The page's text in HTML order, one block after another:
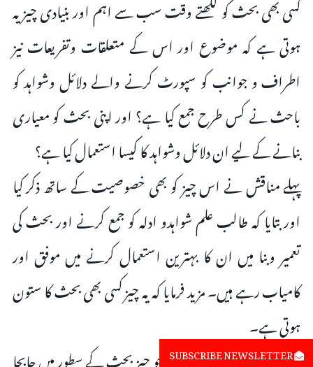
کسی بھی بحث کو لکھتے وقت سب سے اہم اور بنیادی چیز یہ
ہوتی ہے کہ موضوع اور اس کے متعلقات وتفریعات نیز
اطراف و جوانب کو سپورٹ کرنے والے دلائل وشواہد کو
باحث نے کس طرح جمع کیا ہے؟ اور اپنی بحث کو معیاری
بنانے کے لیے ان دلائل وشواہد کا کیسا استعمال کیا ہے؟
پہلے مناقش نے اس چیز کو بھی خصوصیت کے ساتھ ذکر کیا
اور بتایا کہ طالب علم شواہدو ادلہ کو جمع کرنے اور بحث کی
تعمیر وبنا میں ان کا بہترین استعمال کرنے میں موفق اور
کامیاب رہے ہیں۔ مزید فرمایا کہ یہ چیز کسی بھی بحث کا ستون
ہوتی ہے۔
کسی بھی بحث کو لکھتے وقت جو چیز بحث کے سطور میں جابجا
SUBSCRIBE NEWSLETTER